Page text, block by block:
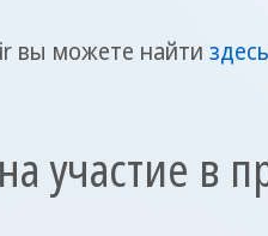
вы можете найти здесь
участие в